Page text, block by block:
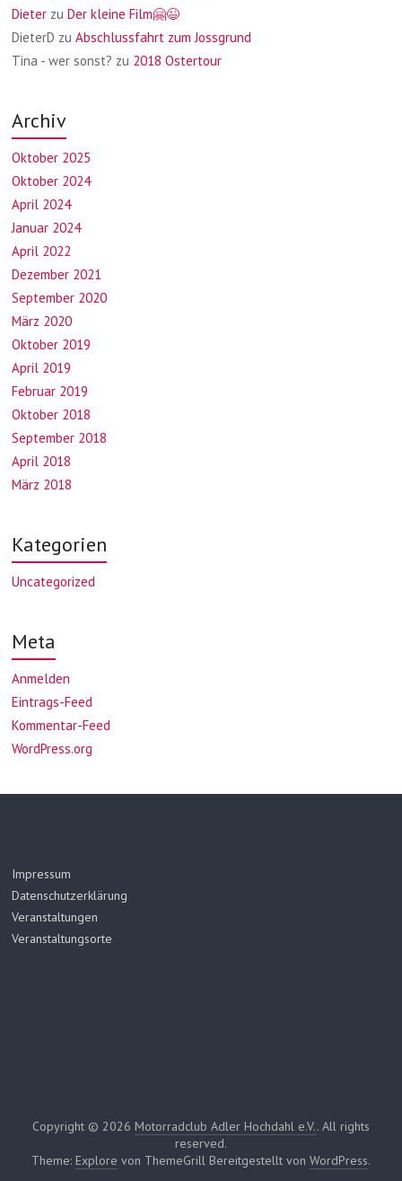
Dieter zuDer kleine Film🤗😉
DieterD zuAbschlussfahrt zum Jossgrund
Tina - wer sonst? zu 2018 Ostertour
Archiv
Oktober 2025
Oktober 2024
April 2024
Januar 2024
April 2022
Dezember 2021
September 2020
März 2020
Oktober 2019
April 2019
Februar 2019
Oktober 2018
September 2018
April 2018
März 2018
Kategorien
Uncategorized
Meta
Anmelden
Eintrags-Feed
Kommentar-Feed
WordPress.org
Impressum
Datenschutzerklärung
Veranstaltungen
Veranstaltungsorte
Copyright © 2026 Motorradclub Adler Hochdahl e.V.. All rights
reserved.
Theme: Explore von ThemeGrill Bereitgestellt von WordPress.